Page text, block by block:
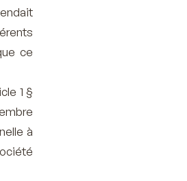
ce
1 §
à